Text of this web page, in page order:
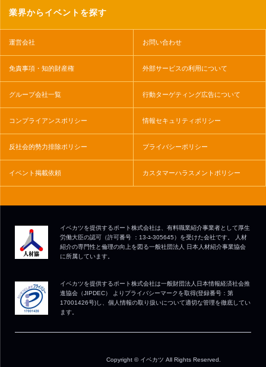
業界からイベントを探す
運営会社 お問い合わせ
免責事項・知的財産権 外部サービスの利用について
グループ会社一覧 行動ターゲティング広告について
コンプライアンスポリシー 情報セキュリティポリシー
反社会的勢力排除ポリシー プライバシーポリシー
イベント掲載依頼 カスタマーハラスメントポリシー